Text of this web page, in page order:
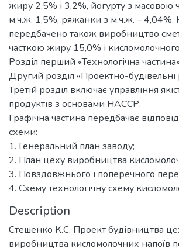
жиру 2,5% і 3,2%, йогурту з масовою
м.ч.ж. 1,5%, ряжанки з м.ч.ж. – 4,04%.
передбачено також виробництво
часткою жиру 15,0% і
Розділ перший «Технологічна
Другий розділ «Проектно-будівельні
Третій розділ включає управління
продуктів з основами НАССР.
Графічна частина передбачає
схеми:
1. Генеральний план заводу;
2. План цеху виробництва
3. Повздовжнього і поперечного
4. Схему технологічну схему
Description
Стешенко К.С. Проект будівництва
виробництва кисломолочних напоїв